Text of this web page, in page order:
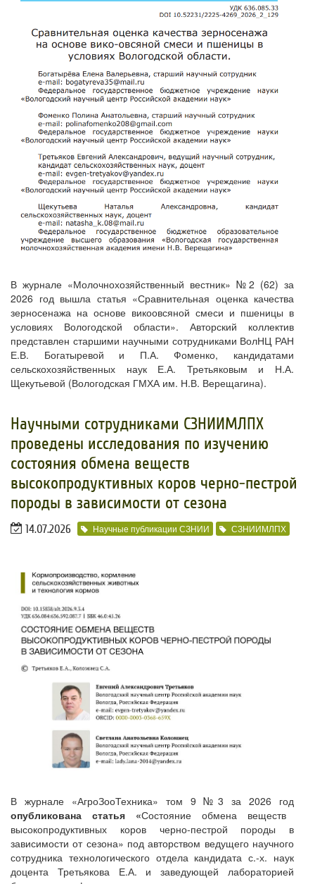
В журнале «Молочнохозяйственный вестник» №2 (62) за
2026 год вышла статья «Сравнительная оценка качества
зерносенажа на основе викоовсяной смеси и пшеницы в
условиях Вологодской области». Авторский коллектив
представлен старшими научными сотрудниками ВолНЦ РАН
Е.В. Богатыревой и П.А. Фоменко, кандидатами
сельскохозяйственных наук Е.А. Третьяковым и Н.А.
Щекутьевой (Вологодская ГМХА им. Н.В. Верещагина).
Научными сотрудниками СЗНИИМЛПХ
проведены исследования по изучению
состояния обмена веществ
высокопродуктивных коров черно-пестрой
породы в зависимости от сезона
14.07.2026 Научные публикации СЗНИИ СЗНИИМЛПХ
В журнале «АгроЗооТехника» том 9 №3 за 2026 год
опубликована статья «Состояние обмена веществ
высокопродуктивных коров черно-пестрой породы в
зависимости от сезона» под авторством ведущего научного
сотрудника технологического отдела кандидата с.-х. наук
доцента Третьякова Е.А. и заведующей лабораторией